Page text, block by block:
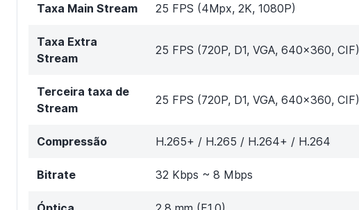
Taxa Main Stream 25 FPS (4Mpx, 2K, 1080P)
Taxa Extra
Stream
25 FPS (720P, D1, VGA, 640x360, CIF)
Terceira taxa de
Stream
25 FPS (720P, D1, VGA, 640x360, CIF)
Compressão H.265+ / H.265 / H.264+ / H.264
Bitrate 32 Kbps ~ 8 Mbps